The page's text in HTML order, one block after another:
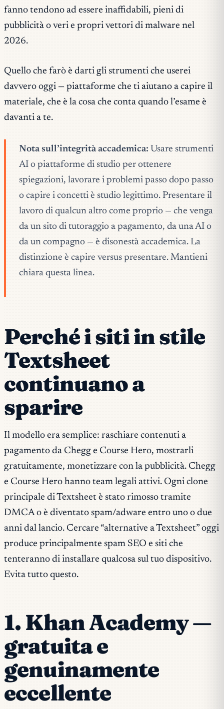
fanno tendono ad essere inaffidabili, pieni di
pubblicità o veri e propri vettori di malware nel
2026.
Quello che farò è darti gli strumenti che userei
davvero oggi — piattaforme che ti aiutano a capire il
materiale, che è la cosa che conta quando l’esame è
davanti a te.
Nota sull’integrità accademica: Usare strumenti
AI o piattaforme di studio per ottenere
spiegazioni, lavorare i problemi passo dopo passo
o capire i concetti è studio legittimo. Presentare il
lavoro di qualcun altro come proprio — che venga
da un sito di tutoraggio a pagamento, da una AI o
da un compagno — è disonestà accademica. La
distinzione è capire versus presentare. Mantieni
chiara questa linea.
Perché i siti in stile
Textsheet
continuano a
sparire
Il modello era semplice: raschiare contenuti a
pagamento da Chegg e Course Hero, mostrarli
gratuitamente, monetizzare con la pubblicità. Chegg
e Course Hero hanno team legali attivi. Ogni clone
principale di Textsheet è stato rimosso tramite
DMCA o è diventato spam/adware entro uno o due
anni dal lancio. Cercare “alternative a Textsheet” oggi
produce principalmente spam SEO e siti che
tenteranno di installare qualcosa sul tuo dispositivo.
Evita tutto questo.
1. Khan Academy —
gratuita e
genuinamente
eccellente